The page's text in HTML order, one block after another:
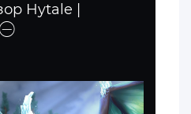
Hytale |